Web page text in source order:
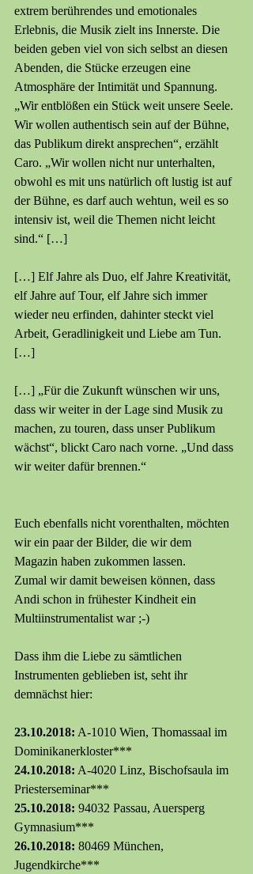
extrem berührendes und emotionales
Erlebnis, die Musik zielt ins Innerste. Die
beiden geben viel von sich selbst an diesen
Abenden, die Stücke erzeugen eine
Atmosphäre der Intimität und Spannung.
„Wir entblößen ein Stück weit unsere Seele.
Wir wollen authentisch sein auf der Bühne,
das Publikum direkt ansprechen“, erzählt
Caro. „Wir wollen nicht nur unterhalten,
obwohl es mit uns natürlich oft lustig ist auf
der Bühne, es darf auch wehtun, weil es so
intensiv ist, weil die Themen nicht leicht
sind.“ […]
[…] Elf Jahre als Duo, elf Jahre Kreativität,
elf Jahre auf Tour, elf Jahre sich immer
wieder neu erfinden, dahinter steckt viel
Arbeit, Geradlinigkeit und Liebe am Tun.
[…]
[…] „Für die Zukunft wünschen wir uns,
dass wir weiter in der Lage sind Musik zu
machen, zu touren, dass unser Publikum
wächst“, blickt Caro nach vorne. „Und dass
wir weiter dafür brennen.“
Euch ebenfalls nicht vorenthalten, möchten
wir ein paar der Bilder, die wir dem
Magazin haben zukommen lassen.
Zumal wir damit beweisen können, dass
Andi schon in frühester Kindheit ein
Multiinstrumentalist war ;-)
Dass ihm die Liebe zu sämtlichen
Instrumenten geblieben ist, seht ihr
demnächst hier:
23.10.2018: A-1010 Wien, Thomassaal im
Dominikanerkloster***
24.10.2018: A-4020 Linz, Bischofsaula im
Priesterseminar***
25.10.2018: 94032 Passau, Auersperg
Gymnasium***
26.10.2018: 80469 München,
Jugendkirche***